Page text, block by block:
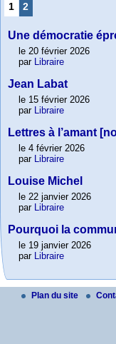
1 2
Une démocratie
le 20 février 2026
par Libraire
Jean Labat
le 15 février 2026
par Libraire
Lettres à l’amant
le 4 février 2026
par Libraire
Louise Michel
le 22 janvier 2026
par Libraire
Pourquoi la
le 19 janvier 2026
par Libraire
Plan du site